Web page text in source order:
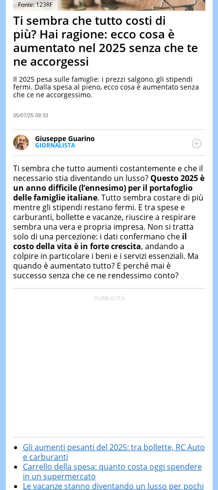
&
TEST
OGGI
IERI
Fonte: 123RF
Ti sembra che tutto costi di
più? Hai ragione: ecco cosa è
aumentato nel 2025 senza che te
ne accorgessi
Il 2025 pesa sulle famiglie: i prezzi salgono, gli stipendi
fermi. Dalla spesa al pieno, ecco cosa è aumentato senza
che ce ne accorgessimo.
05/07/25 09:33
Giuseppe Guarino
GIORNALISTA
Ph(D) in Diritto Comparato e processi di
particolare sulla Storia contemporanea di America
Latina e Spagna. Collabora con numerose testate ed
è presidente dell'Associazione Culturale "La
Biblioteca del Sannio".
Ti sembra che tutto aumenti costantemente e che il
necessario stia diventando un lusso? Questo 2025 è
un anno difficile (l’ennesimo) per il portafoglio
delle famiglie italiane. Tutto sembra costare di più
mentre gli stipendi restano fermi. E tra spese e
carburanti, bollette e vacanze, riuscire a respirare
sembra una vera e propria impresa. Non si tratta
solo di una percezione: i dati confermano che il
costo della vita è in forte crescita, andando a
colpire in particolare i beni e i servizi essenziali. Ma
quando è aumentato tutto? E perché mai è
successo senza che ce ne rendessimo conto?
Gli aumenti pesanti del 2025: tra bollette, RC Auto
e carburanti
Carrello della spesa: quanto costa oggi spendere
in un supermercato
Le vacanze stanno diventando un lusso per pochi